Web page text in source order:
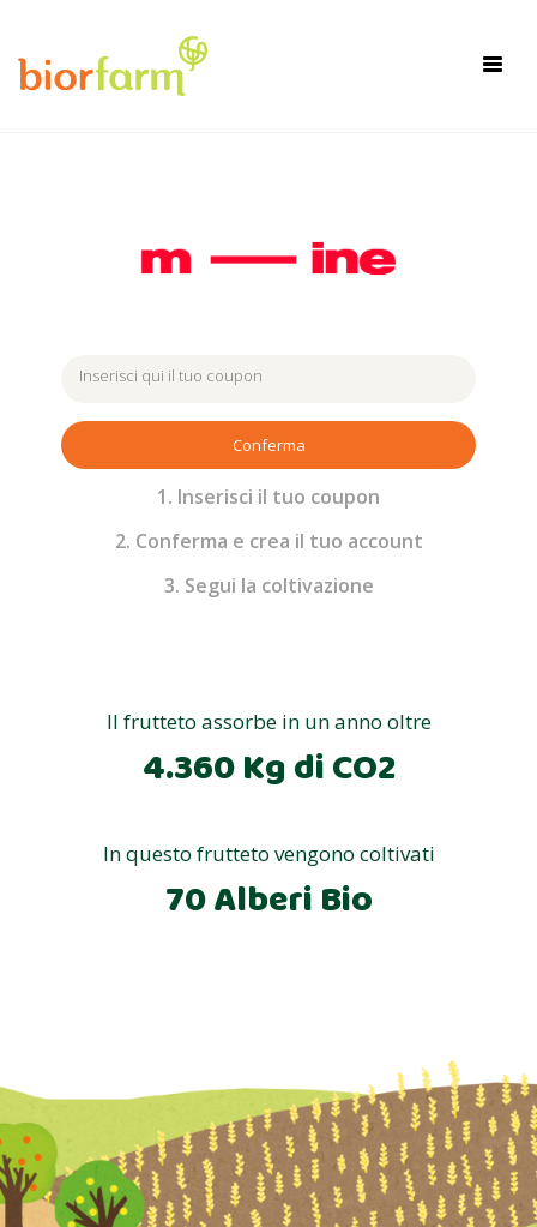
Conferma
1. Inserisci il tuo coupon
2. Conferma e crea il tuo account
3. Segui la coltivazione
Il frutteto assorbe in un anno oltre
4.360 Kg di CO2
In questo frutteto vengono coltivati
70 Alberi Bio